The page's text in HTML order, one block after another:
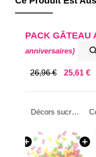
PACK GÂTEAU
anniversaires)
26,96 € 25,61 €
Décors sucrés thème « Summer »